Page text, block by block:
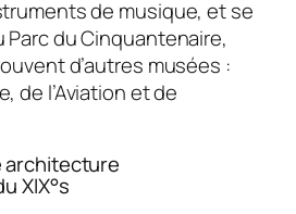
de musique, et se
du Cinquantenaire,
d’autres musées :
de l’Aviation et de
architecture
XIX°s